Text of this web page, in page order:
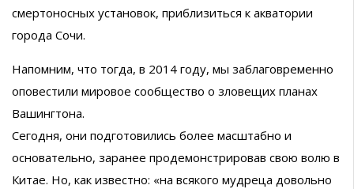
смертоносных установок, приблизиться к акватории
города Сочи.
Напомним, что тогда, в 2014 году, мы заблаговременно
оповестили мировое сообщество о зловещих планах
Вашингтона.
Сегодня, они подготовились более масштабно и
основательно, заранее продемонстрировав свою волю в
Китае. Но, как известно: «на всякого мудреца довольно